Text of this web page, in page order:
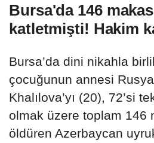
Bursa'da 146
katletmişti! Hakim
Bursa’da dini nikahla
çocuğunun annesi
Khalılova’yı (20), 72’si
olmak üzere toplam 146
öldüren Azerbaycan